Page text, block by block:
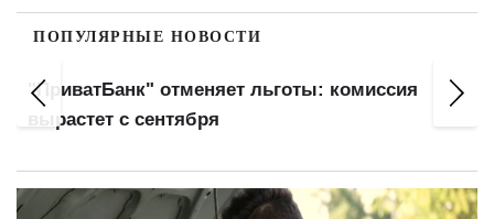
ПОПУЛЯРНЫЕ НОВОСТИ
"ПриватБанк" отменяет льготы: комиссия
вырастет с сентября